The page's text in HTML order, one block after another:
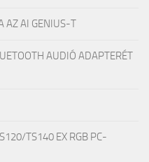
AZ AI GENIUS-T
AUDIÓ ADAPTERÉT
TS140 EX RGB PC-